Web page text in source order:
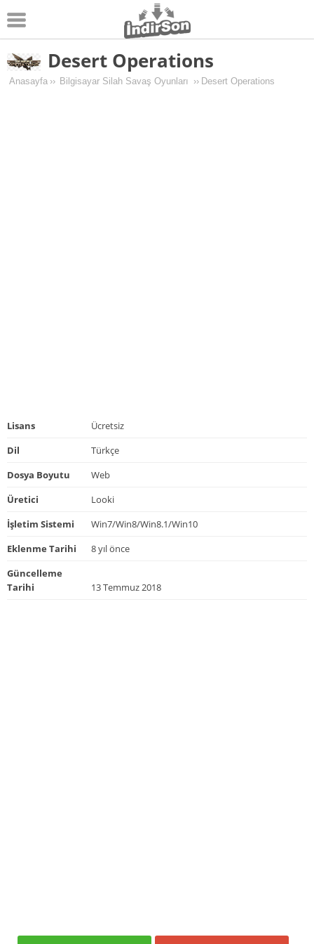
Android
Pc Oyunları
Desert Operations
Anasayfa ›› Bilgisayar Silah Savaş Oyunları ›› Desert Operations
Lisans
Ücretsiz
Dil
Türkçe
Dosya Boyutu
Web
Üretici
Looki
İşletim Sistemi
Win7/Win8/Win8.1/Win10
Eklenme Tarihi
8 yıl önce
Güncelleme
Tarihi
13 Temmuz 2018